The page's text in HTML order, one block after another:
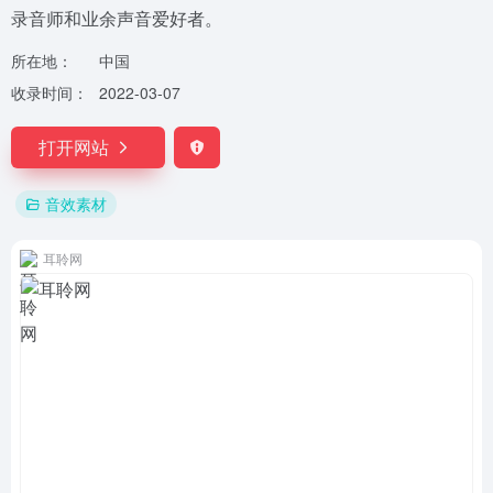
录音师和业余声音爱好者。
所在地：
中国
收录时间：
2022-03-07
打开网站
音效素材
耳聆网